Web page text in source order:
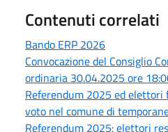
Contenuti correlati
Bando ERP 2026
Convocazione del Consiglio
ordinaria 30.04.2025 ore
Referendum 2025 ed elettori
voto nel comune di
Referendum 2025: elettori